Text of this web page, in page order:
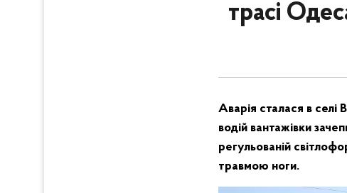
трасі
Аварія сталася в
водій вантажівки
регульованій
травмою ноги.